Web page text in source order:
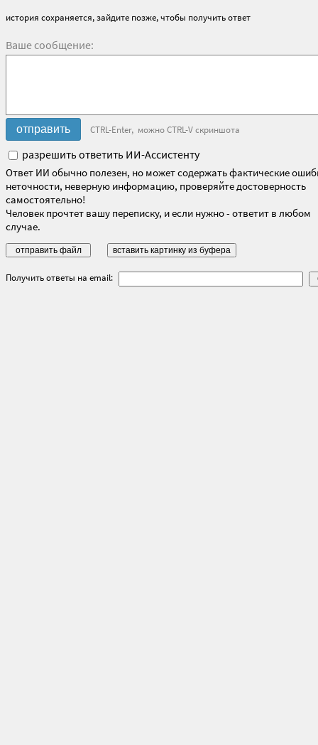
история сохраняется, зайдите позже, чтобы получить ответ
Ваше сообщение:
CTRL-Enter, можно CTRL-V скриншота
разрешить ответить ИИ-Ассистенту
Ответ ИИ обычно полезен, но может содержать фактические
неточности, неверную информацию, проверяйте достоверность
самостоятельно!
Человек прочтет вашу переписку, и если нужно - ответит в любом
случае.
Получить ответы на email: